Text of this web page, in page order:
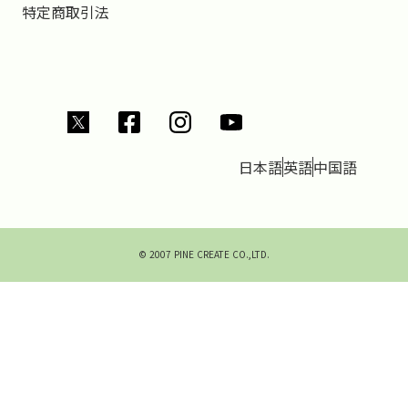
特定商取引法
日本語英語中国語
© 2007 PINE CREATE CO.,LTD.